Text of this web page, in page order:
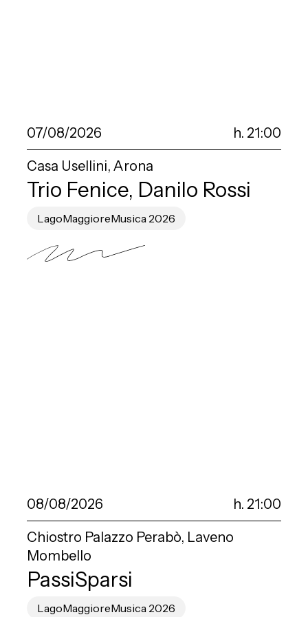
07/08/2026
h. 21:00
Casa Usellini, Arona
Trio Fenice, Danilo Rossi
LagoMaggioreMusica 2026
08/08/2026
h. 21:00
Chiostro Palazzo Perabò, Laveno
Mombello
PassiSparsi
LagoMaggioreMusica 2026